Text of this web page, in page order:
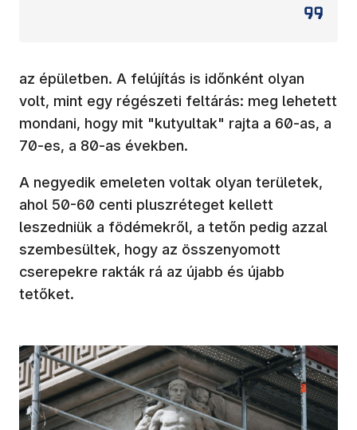
az épületben. A felújítás is időnként olyan
volt, mint egy régészeti feltárás: meg lehetett
mondani, hogy mit "kutyultak" rajta a 60-as, a
70-es, a 80-as években.
A negyedik emeleten voltak olyan területek,
ahol 50-60 centi pluszréteget kellett
leszedniük a födémekről, a tetőn pedig azzal
szembesültek, hogy az összenyomott
cserepekre rakták rá az újabb és újabb
tetőket.